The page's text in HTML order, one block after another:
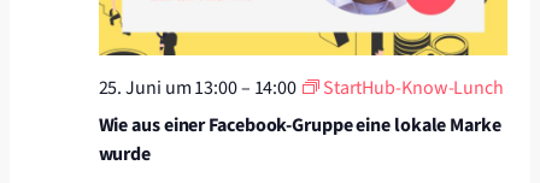
25. Juni um 13:00– 14:00
StartHub-Know-Lunch
Wie aus einer Facebook-Gruppe eine lokale Marke
wurde